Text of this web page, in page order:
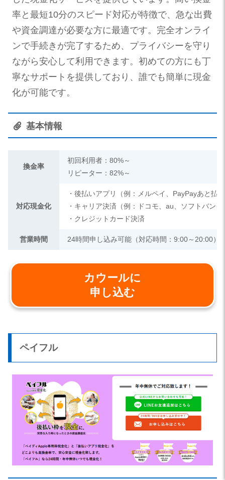
率と最短10分のスピード対応が特徴で、急な出費
や資金調達が必要な方に最適です。完全オンライ
ンで手続きが完了するため、プライバシーを守り
ながら安心して利用できます。初めての方にも丁
寧なサポートを提供しており、誰でも簡単に現金
化が可能です。
基本情報
換金率
初回利用者：80%～
リピーター：82%～
対応現金化
・後払いアプリ（例：メルペイ、PayPayあと払
・キャリア決済（例：ドコモ、au、ソフトバンク
・クレジットカード決済
営業時間 24時間申し込み可能（対応時間：9:00～20:00）
カウールに
申し込む
ペイフル